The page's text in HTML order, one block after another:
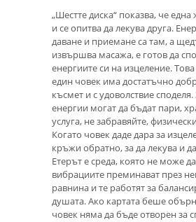
„Шестте диска“ показва, че
и се опитва да лекува друга.
даване и приемане са там, а
извършва масажа, е готов да
енергиите си на изцеление.
един човек има достатъчно
късмет и с удоволствие
енергии могат да бъдат пари,
услуга, не забравяйте,
Когато човек даде дара за
кръжи обратно, за да лекува и
Етерът е среда, която не може
вибрациите преминават през
равнина и те работят за
душата. Ако картата беше
човек няма да бъде отворен за